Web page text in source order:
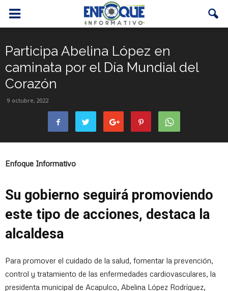
Participa Abelina López en
caminata por el Día Mundial del
Corazón
9 octubre, 2022
Enfoque Informativo
Su gobierno seguirá promoviendo
este tipo de acciones, destaca la
alcaldesa
Para promover el cuidado de la salud, fomentar la prevención,
control y tratamiento de las enfermedades cardiovasculares, la
presidenta municipal de Acapulco, Abelina López Rodríguez,